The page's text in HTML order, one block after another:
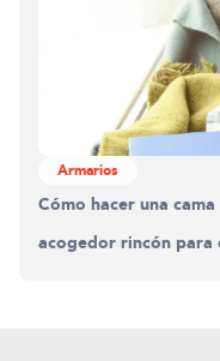
Armarios
Cómo hacer una
acogedor rincón